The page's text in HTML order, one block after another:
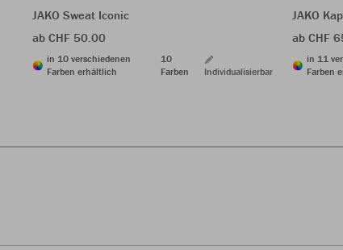
JAKO Sweat Iconic
ab CHF 50.00
in 10 verschiedenen
Farben erhältlich
10
Farben
Individualisierbar
JAKO
ab CHF
in 11
Farben